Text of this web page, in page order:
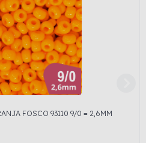
FOSCO 93110 9/0 = 2,6MM